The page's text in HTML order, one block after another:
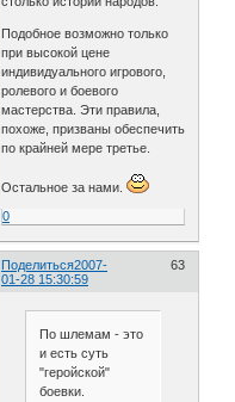
Подобное возможно только
при высокой цене
индивидуального игрового,
ролевого и боевого
мастерства. Эти правила,
похоже, призваны обеспечить
по крайней мере третье.
Остальное за нами.
0
Поделиться 63
2007-
01-28 15:30:59
По шлемам - это
и есть суть
"геройской"
боевки.